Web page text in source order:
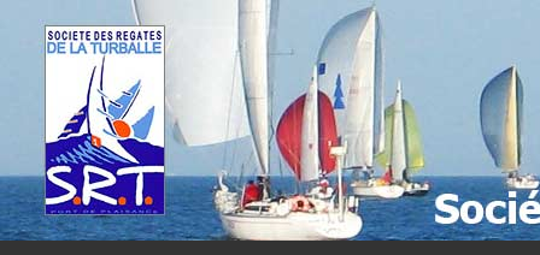
Société
des
Régates
Turballaises